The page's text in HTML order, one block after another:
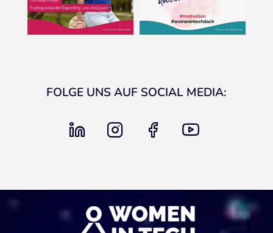
FOLGE UNS AUF SOCIAL MEDIA:
linkedin instagram